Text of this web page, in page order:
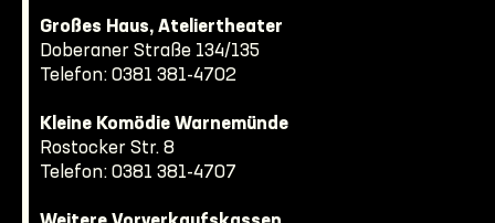
Großes Haus, Ateliertheater
Doberaner Straße 134/135
Telefon: 0381 381-4702
Kleine Komödie Warnemünde
Rostocker Str. 8
Telefon: 0381 381-4707